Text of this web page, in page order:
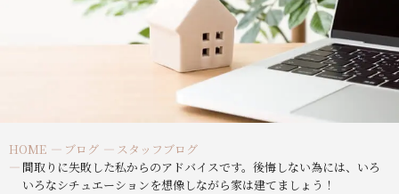
HOME ブログ
スタッフブログ
間取りに失敗した私からのアドバイスです。後悔しない為には、いろ
いろなシチュエーションを想像しながら家は建てましょう！